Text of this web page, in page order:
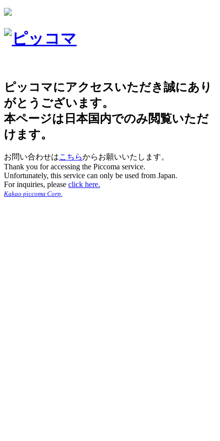
ピッコマにアクセスいただき誠にあり
がとうございます。
本ページは日本国内でのみ閲覧いただ
けます。
お問い合わせはこちらからお願いいたします。
Thank you for accessing the Piccoma service.
Unfortunately, this service can only be used from Japan.
For inquiries, please click here.
Kakao piccoma Corp.